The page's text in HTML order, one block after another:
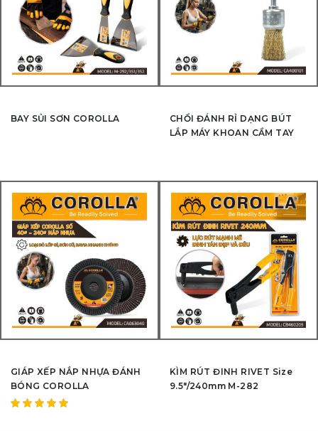
BAY SỦI SƠN COROLLA
CHỔI ĐÁNH RỈ DẠNG BÚT
LẮP MÁY KHOAN CẦM TAY
GIÁP XẾP NẮP NHỰA ĐÁNH
BÓNG COROLLA
KÌM RÚT ĐINH RIVET Size
9.5″/240mm M-282